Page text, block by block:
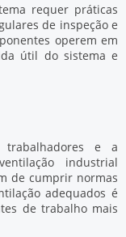
requer práticas
de inspeção e
operem em
útil do sistema e
e a
industrial
de cumprir normas
adequados é
de trabalho mais